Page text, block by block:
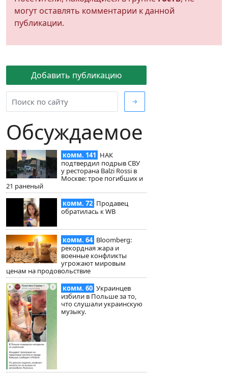
Добавить публикацию
→
Обсуждаемое
комм. 141 НАК
подтвердил подрыв СВУ
у ресторана Balzi Rossi в
Москве: трое погибших и
21 раненый
комм. 72 Продавец
обратилась к WB
комм. 64 Bloomberg:
рекордная жара и
военные конфликты
угрожают мировым
ценам на продовольствие
комм. 60 Украинцев
избили в Польше за то,
что слушали украинскую
музыку.
могут оставлять комментарии к данной
публикации.